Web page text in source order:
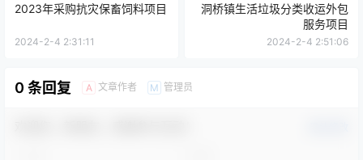
2023年采购抗灾保畜饲料项目
2024-2-4 2:31:11
洞桥镇生活垃圾分类收运外包
服务项目
2024-2-4 2:51:06
0 条回复 A 文章作者 M 管理员